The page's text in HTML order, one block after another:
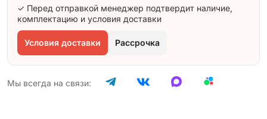
✓ Перед отправкой менеджер подтвердит наличие,
комплектацию и условия доставки
Условия доставки Рассрочка
Мы всегда на связи: